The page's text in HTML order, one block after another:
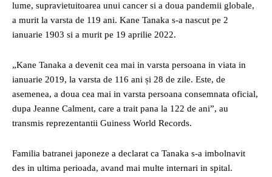
lume, supravietuitoarea unui cancer si a doua pandemii globale,
a murit la varsta de 119 ani. Kane Tanaka s-a nascut pe 2
ianuarie 1903 si a murit pe 19 aprilie 2022.
„Kane Tanaka a devenit cea mai in varsta persoana in viata in
ianuarie 2019, la varsta de 116 ani și 28 de zile. Este, de
asemenea, a doua cea mai in varsta persoana consemnata oficial,
dupa Jeanne Calment, care a trait pana la 122 de ani”, au
transmis reprezentantii Guiness World Records.
Familia batranei japoneze a declarat ca Tanaka s-a imbolnavit
des in ultima perioada, avand mai multe internari in spital.